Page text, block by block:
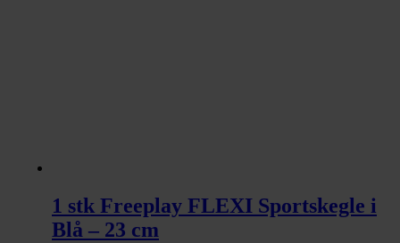
1 stk Freeplay FLEXI Sportskegle i
Blå – 23 cm